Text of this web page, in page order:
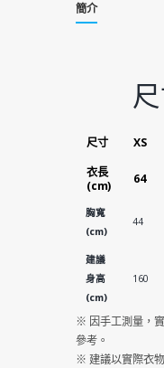
簡介
尺寸 XS
衣長
(cm)
64
胸寬
(cm)
44
建議
身高
(cm)
160
※ 因手工測量，
參考。
※ 建議以實際衣